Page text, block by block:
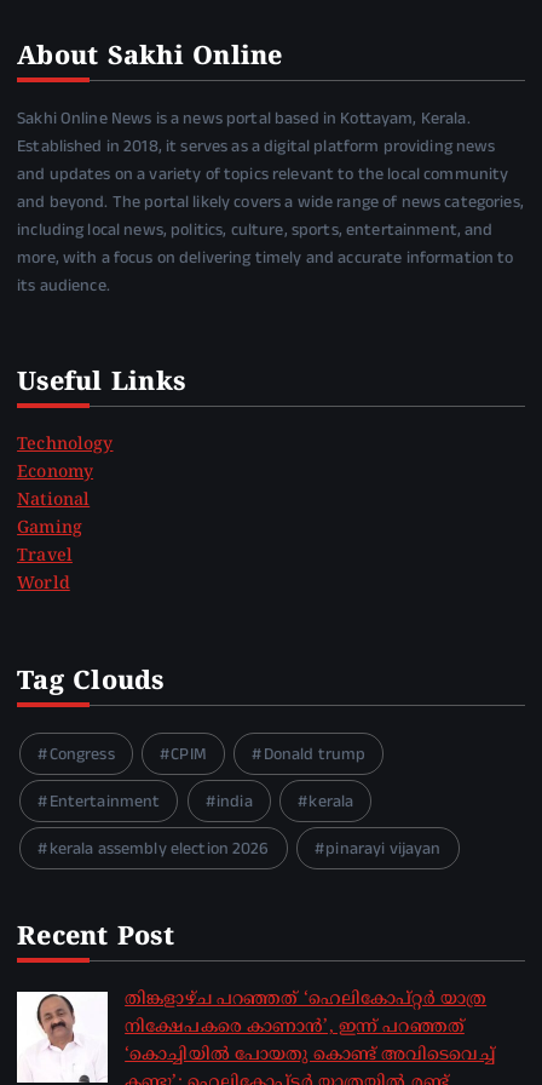
About Sakhi Online
Sakhi Online News is a news portal based in Kottayam, Kerala.
Established in 2018, it serves as a digital platform providing news
and updates on a variety of topics relevant to the local community
and beyond. The portal likely covers a wide range of news categories,
including local news, politics, culture, sports, entertainment, and
more, with a focus on delivering timely and accurate information to
its audience.
Useful Links
Technology
Economy
National
Gaming
Travel
World
Tag Clouds
Congress CPIM
Donald trump
Entertainment
india
kerala
kerala assembly election 2026
pinarayi vijayan
Recent Post
തിങ്കളാഴ്ച പറഞ്ഞത് ‘ഹെലികോപ്റ്റർ യാത്ര
നിക്ഷേപകരെ കാണാൻ’, ഇന്ന് പറഞ്ഞത്
‘കൊച്ചിയിൽ പോയതു കൊണ്ട് അവിടെവെച്ച്